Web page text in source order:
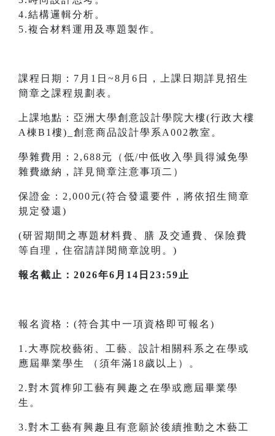
4.結構邏輯分析。
5.複合材料運用及專題製作。
課程日期：7月1日~8月6日，上課日期詳見招生
簡章之課程規劃表。
上課地點：亞洲大學創意設計學院大樓(行政大樓
A棟B1樓)_創意商品設計學系A002教室。
學雜費用：2,688元（低/中低收入學員得減免學
雜費繳納，詳見簡章注意事項二）
保證金：2,000元(符合發還要件，將依招生簡章
規定發還)
(研習期間之專題材料費、膳 及交通費、保險費
等自理，住宿請詳閱簡章說明。)
報名截止：2026年6月14日23:59止
報名資格：(符合其中一項資格即可報名)
1.大專院校藝術、工藝、設計相關科系之在學或
應屆畢業學生 （須年滿18歲以上）。
2.對木質榫卯工藝有興趣之在學或應屆畢業學
生。
3.對木工藝有興趣且有意願於後續推動之木藝工